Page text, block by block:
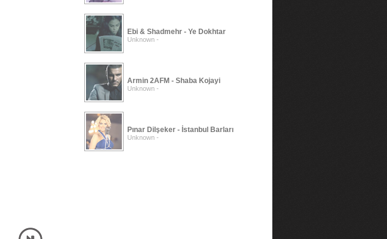
Ebi & Shadmehr - Ye Dokhtar
Unknown -
Armin 2AFM - Shaba Kojayi
Unknown -
Pınar Dilşeker - İstanbul Barları
Unknown -